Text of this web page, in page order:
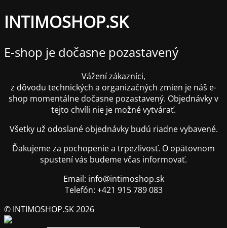
INTIMOSHOP.SK
E-shop je dočasne pozastavený
Vážení zákazníci,
z dôvodu technických a organizačných zmien je náš e-
shop momentálne dočasne pozastavený. Objednávky v
tejto chvíli nie je možné vytvárať.
Všetky už odoslané objednávky budú riadne vybavené.
Ďakujeme za pochopenie a trpezlivosť. O opätovnom
spustení vás budeme včas informovať.
Email: info@intimoshop.sk
Telefón: +421 915 789 083
© INTIMOSHOP.SK 2026